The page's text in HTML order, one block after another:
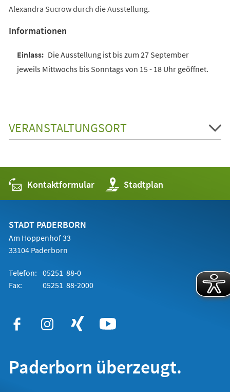
Alexandra Sucrow durch die Ausstellung.
Informationen
Die Ausstellung ist bis zum 27 September
jeweils Mittwochs bis Sonntags von 15 - 18 Uhr geöffnet.
VERANSTALTUNGSORT
Kontaktformular Stadtplan
(Öffnet
in
einem
STADT PADERBORN
Am Hoppenhof 33
33104 Paderborn
Telefon: 05251 88-0
Fax:
05251 88-2000
Paderborn überzeugt.